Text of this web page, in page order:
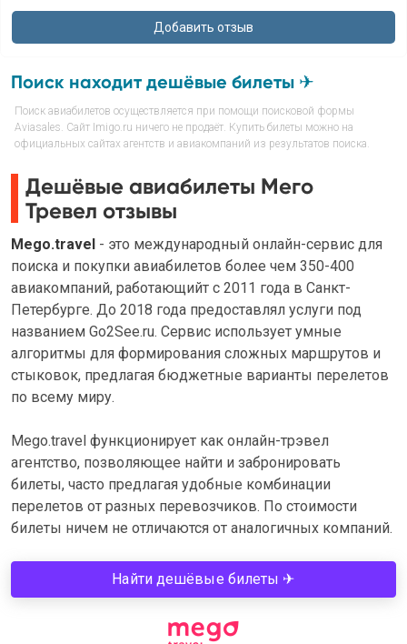
Поиск находит дешёвые билеты ✈
Поиск авиабилетов осуществляется при помощи поисковой формы
Aviasales. Сайт Imigo.ru ничего не продаёт. Купить билеты можно на
официальных сайтах агентств и авиакомпаний из результатов поиска.
Дешёвые авиабилеты Мего
Тревел отзывы
Mego.travel - это международный онлайн-сервис для
поиска и покупки авиабилетов более чем 350-400
авиакомпаний, работающийт с 2011 года в Санкт-
Петербурге. До 2018 года предоставлял услуги под
названием Go2See.ru. Сервис использует умные
алгоритмы для формирования сложных маршрутов и
стыковок, предлагая бюджетные варианты перелетов
по всему миру.
Mego.travel функционирует как онлайн-трэвел
агентство, позволяющее найти и забронировать
билеты, часто предлагая удобные комбинации
перелетов от разных перевозчиков. По стоимости
билеты ничем не отличаются от аналогичных компаний.
Найти дешёвые билеты ✈